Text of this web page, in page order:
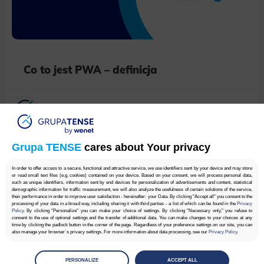
Grupa TENSE cares about Your privacy
In order to offer access to a secure, functional and attractive service, we use identifiers sent by your device and may store
or read small text files (e.g. cookies) contained on your device. Based on your consent, we will process personal data,
such as unique identifiers, information sent by end devices for personalization of advertisements and content, statistical
demographic information for traffic measurement, we will also analyze the usefulness of certain solutions of the service,
their performance in order to improve user satisfaction - hereinafter: your Data. By clicking "Accept all" you consent to the
processing of your data in a broad way, including sharing it with third parties - a list of which can be found in the Privacy
Policy. By clicking "Personalize" you can make your choice of settings. By clicking "Necessary only," you refuse to
consent to the use of optional settings and the transfer of additional data. You can make changes to your choices at any
time by clicking the padlock button in the corner of the page. Regardless of your preference settings on our site, you can
also manage your browser`s privacy settings. For more information about data processing, see our Privacy Policy.
Managepreferences
PERSONALIZE ACCEPT ALL
Co to jest PWA – definicja